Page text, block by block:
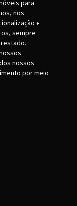
para
nos
e
sempre
nossos
por meio